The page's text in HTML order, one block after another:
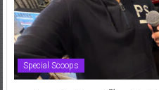
Special Scoops